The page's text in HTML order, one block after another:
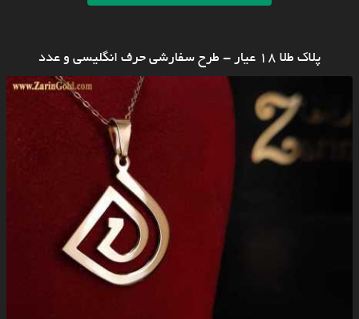
پلاک طلا 18 عیار - طرح سفارشی حرف انگلیسی و عدد